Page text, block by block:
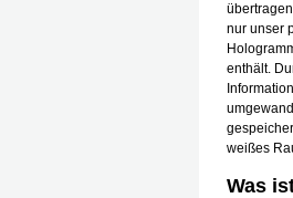
nur unser
enthält.
weißes
Was